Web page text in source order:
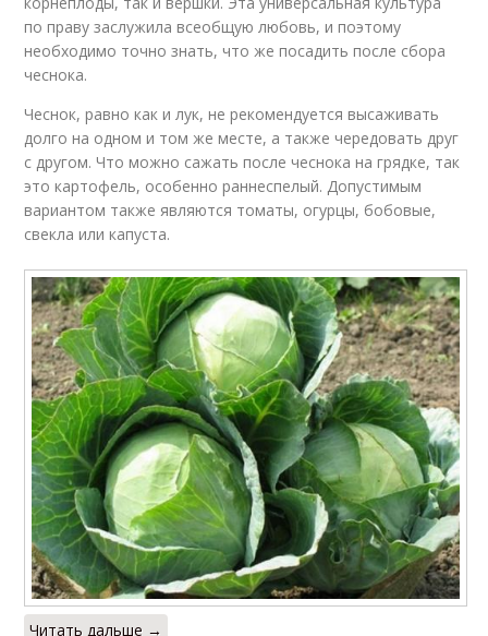
по праву заслужила всеобщую любовь, и поэтому
необходимо точно знать, что же посадить после сбора
чеснока.
Чеснок, равно как и лук, не рекомендуется высаживать
долго на одном и том же месте, а также чередовать друг
с другом. Что можно сажать после чеснока на грядке, так
это картофель, особенно раннеспелый. Допустимым
вариантом также являются томаты, огурцы, бобовые,
свекла или капуста.
Читать дальше →